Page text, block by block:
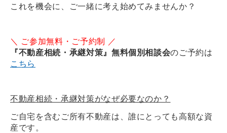
これを機会に、ご一緒に考え始めてみませんか？
＼ ご参加無料・ご予約制 ／
『不動産相続・承継対策』無料個別相談会のご予約は
こちら
不動産相続・承継対策がなぜ必要なのか？
ご自宅を含むご所有不動産は、誰にとっても高額な資
産です。